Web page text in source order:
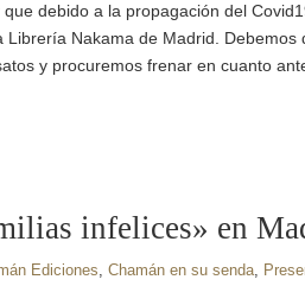
debido a la propagación del
Librería Nakama de Madrid.
y procuremos frenar en cuanto
infelices» en
Ediciones, Chamán en su senda,